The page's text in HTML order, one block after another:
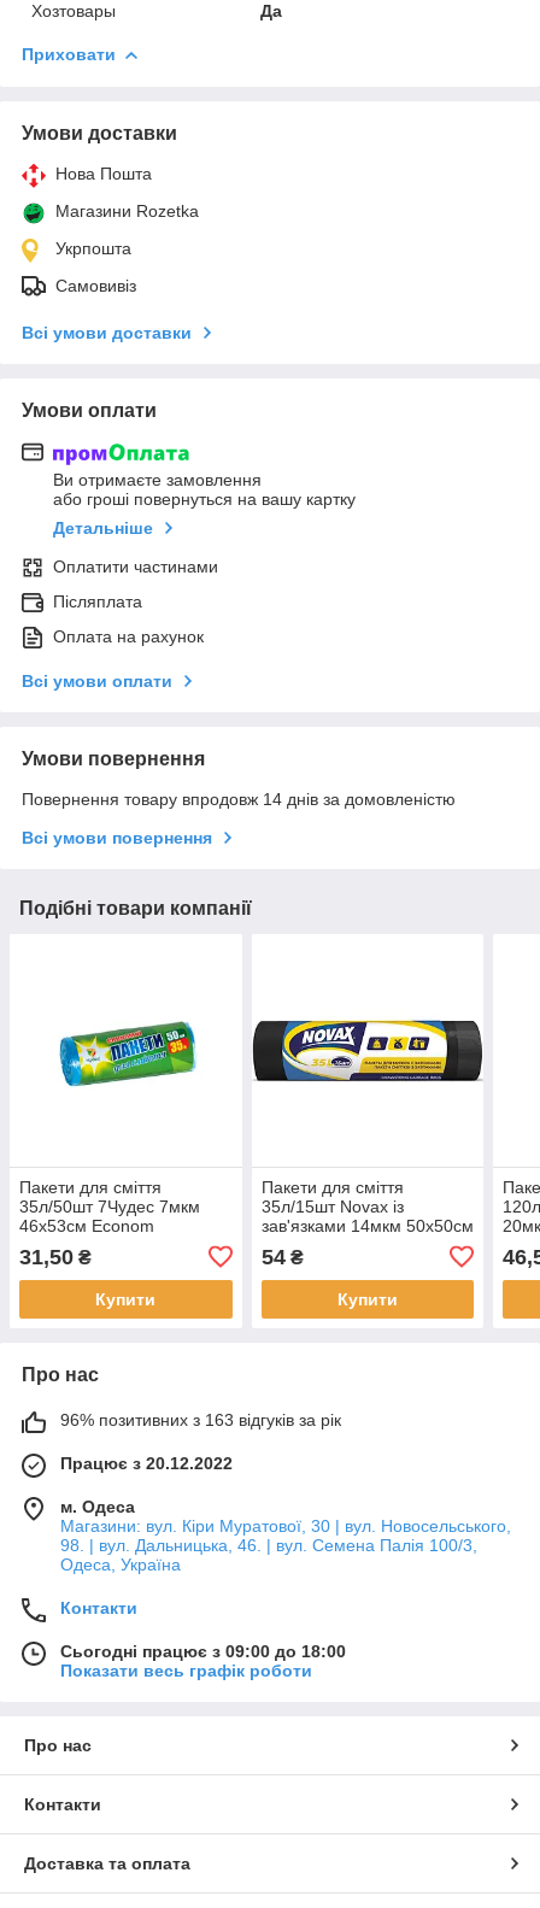
Хозтовары
Да
Приховати
Умови доставки
Нова Пошта
Магазини Rozetka
Укрпошта
Самовивіз
Всі умови доставки
Умови оплати
Ви отримаєте замовлення
або гроші повернуться на вашу картку
Детальніше
Оплатити частинами
Післяплата
Оплата на рахунок
Всі умови оплати
Умови повернення
Повернення товару впродовж 14 днів за домовленістю
Всі умови повернення
Подібні товари компанії
Пакети для сміття
35л/50шт 7Чудес 7мкм
46х53см Econom
31,50 ₴
Купити
Пакети для сміття
35л/15шт Novax із
зав'язками 14мкм 50х50см
54₴
Купити
Про нас
96% позитивних з 163 відгуків за рік
Працює з 20.12.2022
м. Одеса
Магазини: вул. Кіри Муратової, 30 | вул. Новосельського,
98. | вул. Дальницька, 46. | вул. Семена Палія 100/3,
Одеса, Україна
Контакти
Сьогодні працює з 09:00 до 18:00
Показати весь графік роботи
Про нас
Контакти
Доставка та оплата